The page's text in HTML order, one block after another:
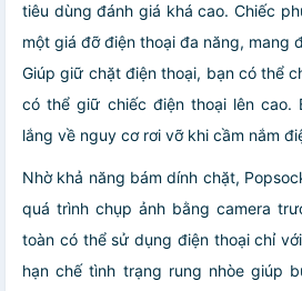
tiêu dùng đánh giá khá cao. Chiếc
một giá đỡ điện thoại đa năng, mang
Giúp giữ chặt điện thoại, bạn có thể
có thể giữ chiếc điện thoại lên cao.
lắng về nguy cơ rơi vỡ khi cầm nắm
Nhờ khả năng bám dính chặt,
quá trình chụp ảnh bằng camera
toàn có thể sử dụng điện thoại chỉ
hạn chế tình trạng rung nhòe giúp